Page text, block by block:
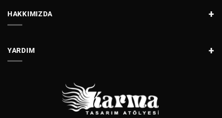
HAKKIMIZDA
YARDIM